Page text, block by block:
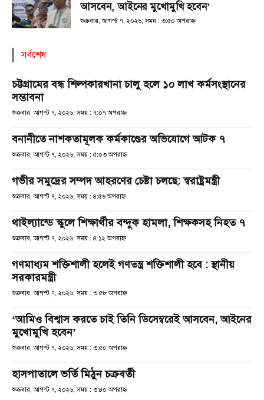
আসবেন, আইনের মুখোমুখি হবেন’
শুক্রবার, আগস্ট ৭, ২০২৬; সময় : ৩:৫০ অপরাহ্ণ
সর্বশেষ
চট্টগ্রামের বন্ধ শিল্পকারখানা চালু হলে ১০ লাখ কর্মসংস্থানের
সম্ভাবনা
শুক্রবার, আগস্ট ৭, ২০২৬; সময় : ৭:০৭ অপরাহ্ণ
বনানীতে নাশকতামূলক কর্মকাণ্ডের অভিযোগে আটক ৭
শুক্রবার, আগস্ট ৭, ২০২৬; সময় : ৫:০৩ অপরাহ্ণ
গভীর সমুদ্রের সম্পদ আহরণের চেষ্টা চলছে: স্বরাষ্ট্রমন্ত্রী
শুক্রবার, আগস্ট ৭, ২০২৬; সময় : ৪:৫৬ অপরাহ্ণ
থাইল্যান্ডে স্কুলে শিক্ষার্থীর বন্দুক হামলা, শিক্ষকসহ নিহত ৭
শুক্রবার, আগস্ট ৭, ২০২৬; সময় : ৪:১২ অপরাহ্ণ
গণমাধ্যম শক্তিশালী হলেই গণতন্ত্র শক্তিশালী হবে : স্থানীয়
সরকারমন্ত্রী
শুক্রবার, আগস্ট ৭, ২০২৬; সময় : ৩:৫৮ অপরাহ্ণ
‘আমিও বিশ্বাস করতে চাই তিনি ডিসেম্বরেই আসবেন, আইনের
মুখোমুখি হবেন’
শুক্রবার, আগস্ট ৭, ২০২৬; সময় : ৩:৫০ অপরাহ্ণ
হাসপাতালে ভর্তি মিঠুন চক্রবর্তী
শুক্রবার, আগস্ট ৭, ২০২৬; সময় : ৩:৪০ অপরাহ্ণ